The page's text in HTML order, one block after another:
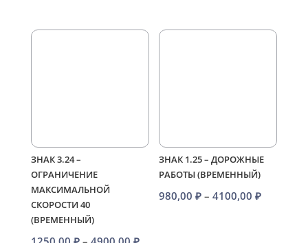
ЗНАК 3.24 –
ОГРАНИЧЕНИЕ
МАКСИМАЛЬНОЙ
СКОРОСТИ 40
(ВРЕМЕННЫЙ)
Диапазон
ЗНАК 1.25 – ДОРОЖНЫЕ
РАБОТЫ (ВРЕМЕННЫЙ)
980,00₽ – 4100,00₽